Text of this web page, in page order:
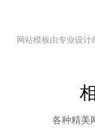
网站模板由专业设计
各种精美